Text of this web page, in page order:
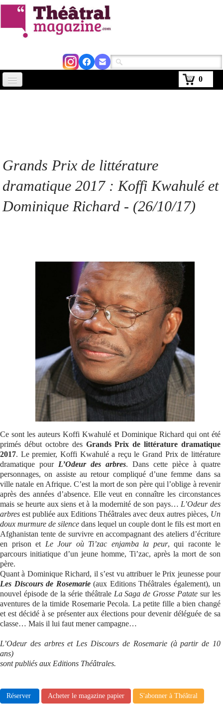
0
Abonnement
Grands Prix de littérature
dramatique 2017 : Koffi Kwahulé et
Dominique Richard - (26/10/17)
Ce sont les auteurs Koffi Kwahulé et Dominique Richard qui ont été
primés début octobre des Grands Prix de littérature dramatique
2017. Le premier, Koffi Kwahulé a reçu le Grand Prix de littérature
dramatique pour L’Odeur des arbres. Dans cette pièce à quatre
personnages, on assiste au retour compliqué d’une femme dans sa
ville natale en Afrique. C’est la mort de son père qui l’oblige à revenir
après des années d’absence. Elle veut en connaître les circonstances
mais se heurte aux siens et à la modernité de son pays… L’Odeur des
arbres est publiée aux Editions Théâtrales avec deux autres pièces, Un
doux murmure de silence dans lequel un couple dont le fils est mort en
Afghanistan tente de survivre en accompagnant des ateliers d’écriture
en prison et Le Jour où Ti’zac enjamba la peur, qui raconte le
parcours initiatique d’un jeune homme, Ti’zac, après la mort de son
père.
Quant à Dominique Richard, il s’est vu attribuer le Prix jeunesse pour
Les Discours de Rosemarie(aux Editions Théâtrales également), un
nouvel épisode de la série théâtrale La Saga de Grosse Patate sur les
aventures de la timide Rosemarie Pecola. La petite fille a bien changé
et est décidé à se présenter aux élections pour devenir déléguée de sa
classe… Mais il lui faut mener campagne…
L’Odeur des arbres et Les Discours de Rosemarie (à partir de 10
ans)
sont publiés aux Editions Théâtrales.
Réserver Acheter le magazine papier S'abonner à Théâtral